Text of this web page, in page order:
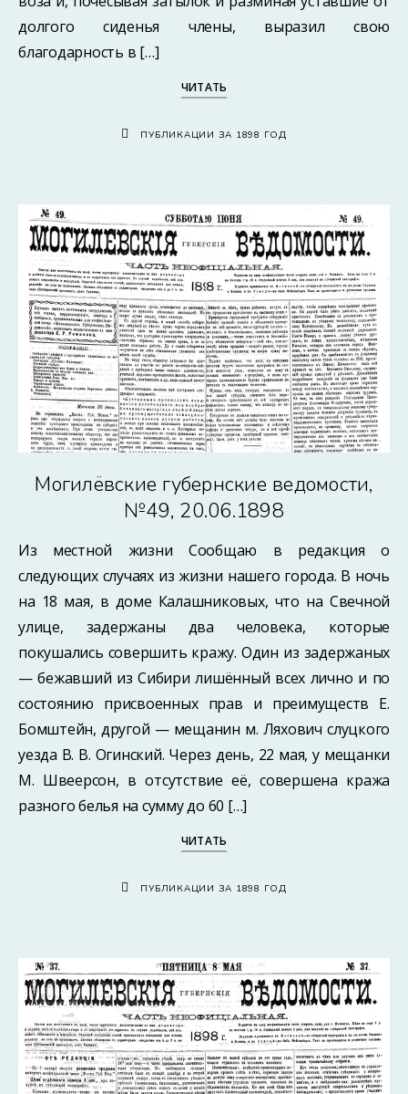
долгого сиденья члены, выразил свою
благодарность в […]
ЧИТАТЬ
ПУБЛИКАЦИИ ЗА 1898 ГОД
Могилёвские губернские ведомости,
№49, 20.06.1898
Из местной жизни Сообщаю в редакция о
следующих случаях из жизни нашего города. В ночь
на 18 мая, в доме Калашниковых, что на Свечной
улице, задержаны два человека, которые
покушались совершить кражу. Один из задержаных
— бежавший из Сибири лишённый всех лично и по
состоянию присвоенных прав и преимуществ Е.
Бомштейн, другой — мещанин м. Ляхович слуцкого
уезда В. В. Огинский. Через день, 22 мая, у мещанки
М. Швеерсон, в отсутствие её, совершена кража
разного белья на сумму до 60 […]
ЧИТАТЬ
ПУБЛИКАЦИИ ЗА 1898 ГОД